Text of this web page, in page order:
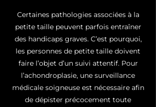
Certaines pathologies associées à la
petite taille peuvent parfois entraîner
des handicaps graves. C’est pourquoi,
les personnes de petite taille doivent
faire l’objet d’un suivi attentif. Pour
l’achondroplasie, une surveillance
médicale soigneuse est nécessaire afin
de dépister précocement toute